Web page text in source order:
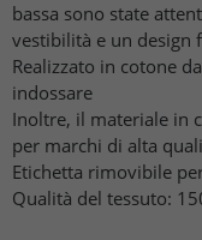
bassa sono state
vestibilità e un design
Realizzato in cotone
indossare
Inoltre, il materiale in
per marchi di alta
Etichetta rimovibile
Qualità del tessuto: